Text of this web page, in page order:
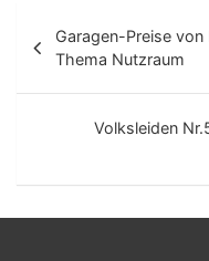
e
i
a
Garagen-Preise
Thema Nutzraum
Volksleiden